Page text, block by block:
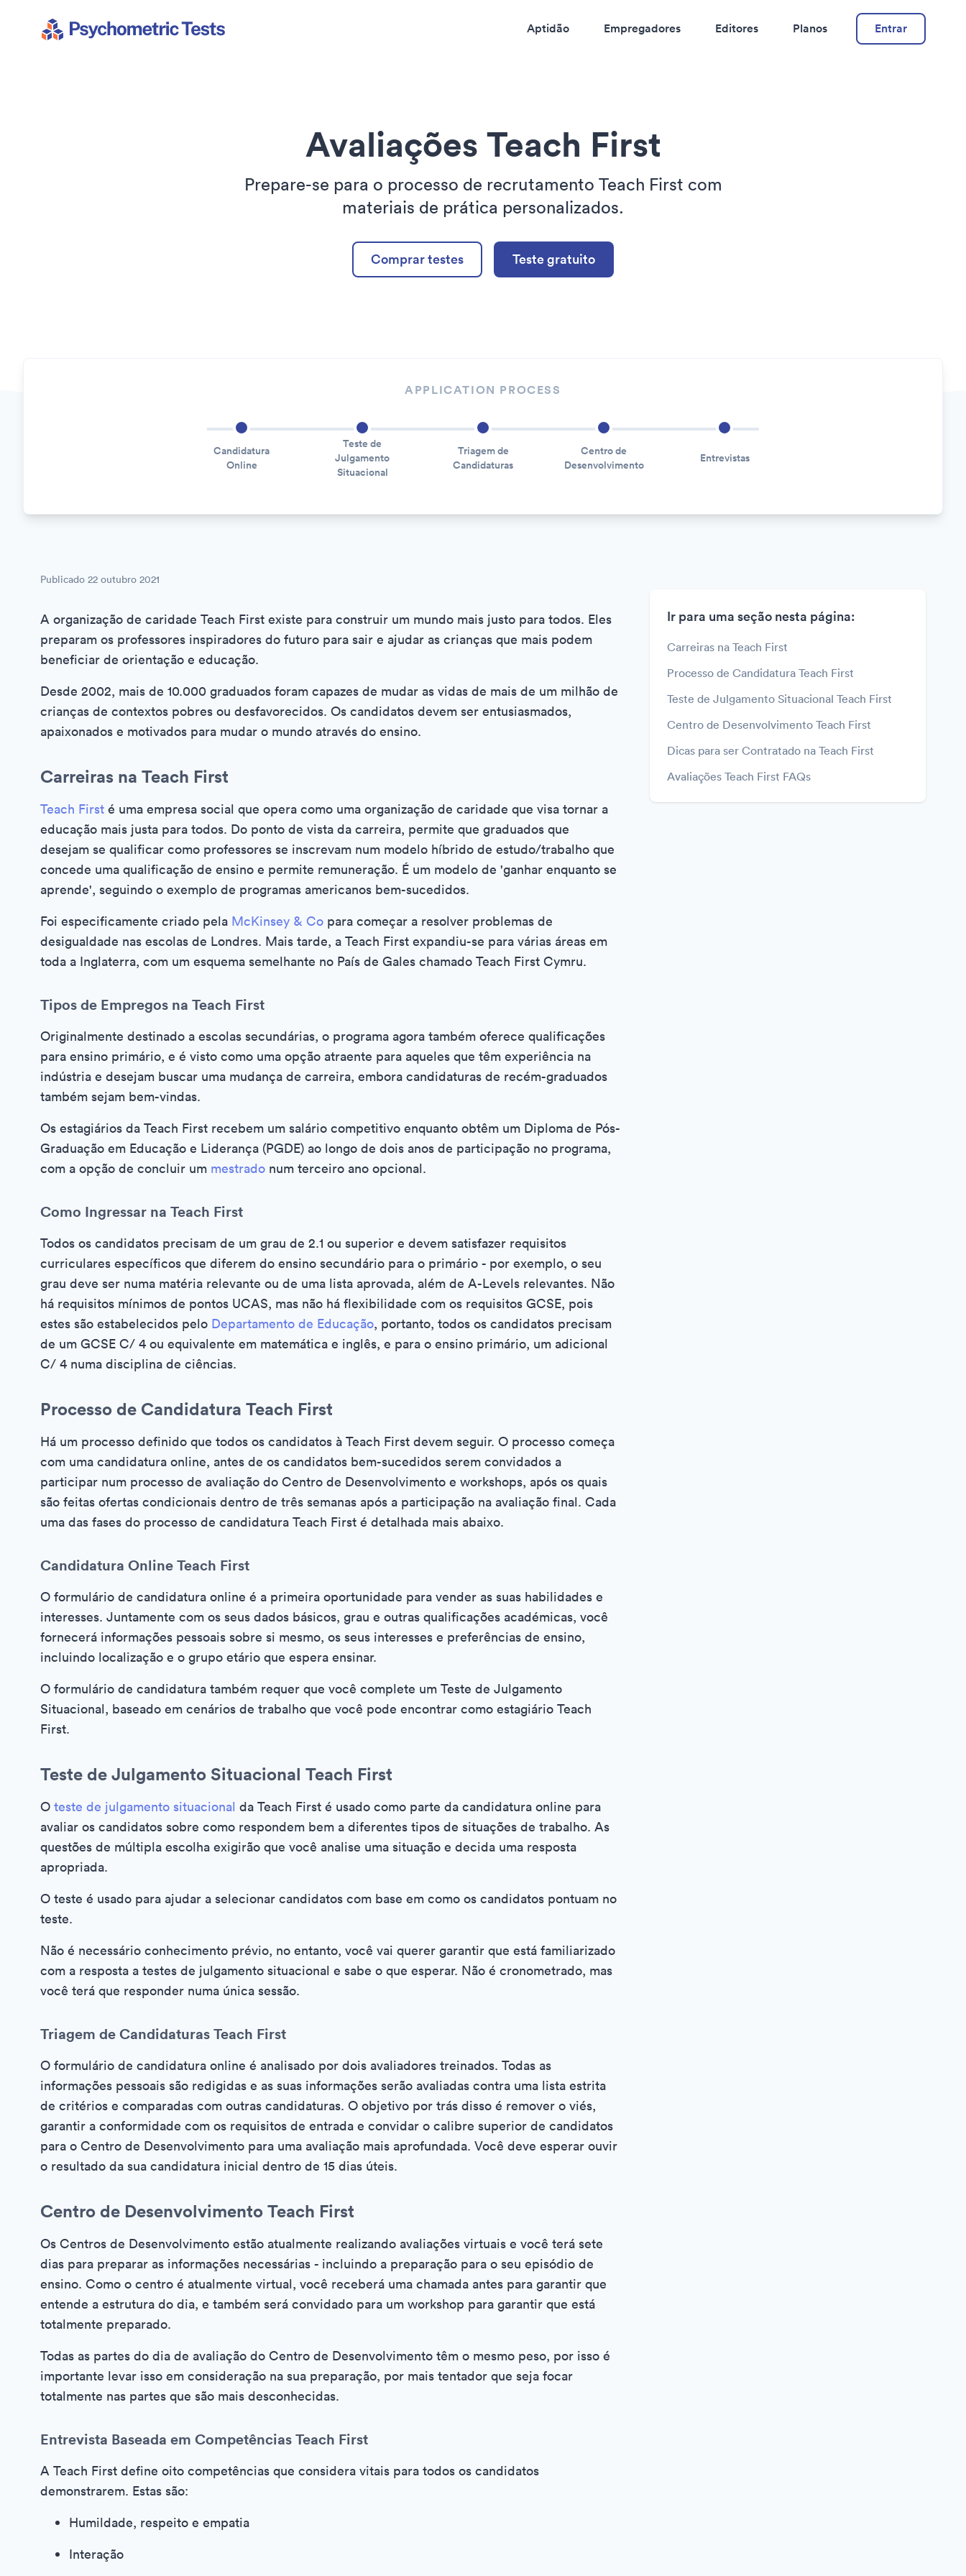
Aptidão Empregadores Editores Planos Entrar
Avaliações Teach First
Prepare-se para o processo de recrutamento Teach First com
materiais de prática personalizados.
Comprar testes Teste gratuito
APPLICATION PROCESS
Candidatura
Online
Teste de
Julgamento
Situacional
Triagem de
Candidaturas
Centro de
Desenvolvimento
Entrevistas
Publicado 22 outubro 2021
A organização de caridade Teach First existe para construir um mundo mais justo para todos. Eles
preparam os professores inspiradores do futuro para sair e ajudar as crianças que mais podem
beneficiar de orientação e educação.
Desde 2002, mais de 10.000 graduados foram capazes de mudar as vidas de mais de um milhão de
crianças de contextos pobres ou desfavorecidos. Os candidatos devem ser entusiasmados,
apaixonados e motivados para mudar o mundo através do ensino.
Carreiras na Teach First
Teach First é uma empresa social que opera como uma organização de caridade que visa tornar a
educação mais justa para todos. Do ponto de vista da carreira, permite que graduados que
desejam se qualificar como professores se inscrevam num modelo híbrido de estudo/trabalho que
concede uma qualificação de ensino e permite remuneração. É um modelo de 'ganhar enquanto se
aprende', seguindo o exemplo de programas americanos bem-sucedidos.
Foi especificamente criado pela McKinsey & Co para começar a resolver problemas de
desigualdade nas escolas de Londres. Mais tarde, a Teach First expandiu-se para várias áreas em
toda a Inglaterra, com um esquema semelhante no País de Gales chamado Teach First Cymru.
Tipos de Empregos na Teach First
Originalmente destinado a escolas secundárias, o programa agora também oferece qualificações
para ensino primário, e é visto como uma opção atraente para aqueles que têm experiência na
indústria e desejam buscar uma mudança de carreira, embora candidaturas de recém-graduados
também sejam bem-vindas.
Os estagiários da Teach First recebem um salário competitivo enquanto obtêm um Diploma de Pós-
Graduação em Educação e Liderança (PGDE) ao longo de dois anos de participação no programa,
com a opção de concluir um mestrado num terceiro ano opcional.
Como Ingressar na Teach First
Todos os candidatos precisam de um grau de 2.1 ou superior e devem satisfazer requisitos
curriculares específicos que diferem do ensino secundário para o primário - por exemplo, o seu
grau deve ser numa matéria relevante ou de uma lista aprovada, além de A-Levels relevantes. Não
há requisitos mínimos de pontos UCAS, mas não há flexibilidade com os requisitos GCSE, pois
estes são estabelecidos pelo Departamento de Educação, portanto, todos os candidatos precisam
de um GCSE C/ 4 ou equivalente em matemática e inglês, e para o ensino primário, um adicional
C/ 4 numa disciplina de ciências.
Processo de Candidatura Teach First
Há um processo definido que todos os candidatos à Teach First devem seguir. O processo começa
com uma candidatura online, antes de os candidatos bem-sucedidos serem convidados a
participar num processo de avaliação do Centro de Desenvolvimento e workshops, após os quais
são feitas ofertas condicionais dentro de três semanas após a participação na avaliação final. Cada
uma das fases do processo de candidatura Teach First é detalhada mais abaixo.
Candidatura Online Teach First
O formulário de candidatura online é a primeira oportunidade para vender as suas habilidades e
interesses. Juntamente com os seus dados básicos, grau e outras qualificações académicas, você
fornecerá informações pessoais sobre si mesmo, os seus interesses e preferências de ensino,
incluindo localização e o grupo etário que espera ensinar.
O formulário de candidatura também requer que você complete um Teste de Julgamento
Situacional, baseado em cenários de trabalho que você pode encontrar como estagiário Teach
First.
Teste de Julgamento Situacional Teach First
O teste de julgamento situacional da Teach First é usado como parte da candidatura online para
avaliar os candidatos sobre como respondem bem a diferentes tipos de situações de trabalho. As
questões de múltipla escolha exigirão que você analise uma situação e decida uma resposta
apropriada.
O teste é usado para ajudar a selecionar candidatos com base em como os candidatos pontuam no
teste.
Não é necessário conhecimento prévio, no entanto, você vai querer garantir que está familiarizado
com a resposta a testes de julgamento situacional e sabe o que esperar. Não é cronometrado, mas
você terá que responder numa única sessão.
Triagem de Candidaturas Teach First
O formulário de candidatura online é analisado por dois avaliadores treinados. Todas as
informações pessoais são redigidas e as suas informações serão avaliadas contra uma lista estrita
de critérios e comparadas com outras candidaturas. O objetivo por trás disso é remover o viés,
garantir a conformidade com os requisitos de entrada e convidar o calibre superior de candidatos
para o Centro de Desenvolvimento para uma avaliação mais aprofundada. Você deve esperar ouvir
o resultado da sua candidatura inicial dentro de 15 dias úteis.
Centro de Desenvolvimento Teach First
Os Centros de Desenvolvimento estão atualmente realizando avaliações virtuais e você terá sete
dias para preparar as informações necessárias - incluindo a preparação para o seu episódio de
ensino. Como o centro é atualmente virtual, você receberá uma chamada antes para garantir que
entende a estrutura do dia, e também será convidado para um workshop para garantir que está
totalmente preparado.
Todas as partes do dia de avaliação do Centro de Desenvolvimento têm o mesmo peso, por isso é
importante levar isso em consideração na sua preparação, por mais tentador que seja focar
totalmente nas partes que são mais desconhecidas.
Entrevista Baseada em Competências Teach First
A Teach First define oito competências que considera vitais para todos os candidatos
demonstrarem. Estas são:
Humildade, respeito e empatia
Interação
Ir para uma seção nesta página:
Carreiras na Teach First
Processo de Candidatura Teach First
Teste de Julgamento Situacional Teach First
Centro de Desenvolvimento Teach First
Dicas para ser Contratado na Teach First
Avaliações Teach First FAQs